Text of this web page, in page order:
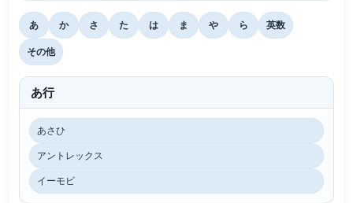
あ か さ た は ま や ら 英数
その他
あ行
あさひ
アントレックス
イーモビ